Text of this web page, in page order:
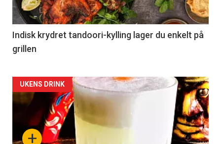
Indisk krydret tandoori-kylling lager du enkelt på
grillen
Forsiden
akkurat
nå+
UKENS DRINK